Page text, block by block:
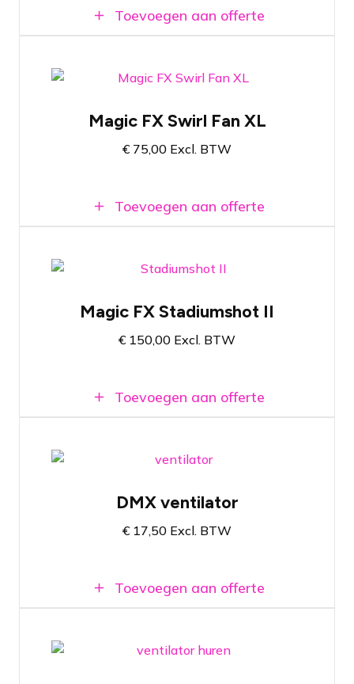
Toevoegen aan offerte
Geschikt voor maximaal 3 kilo confetti
Bereik van 5 meter
Magic FX Swirl Fan XL
€ 75,00 Excl. BTW
Toevoegen aan offerte
Schiet confetti tot wel 50 meter ver
Geschikt voor 2 kilo confetti
Magic FX Stadiumshot II
€ 150,00 Excl. BTW
Toevoegen aan offerte
750-2800 RPM
Verspreid rook van een rookmachine
DMX ventilator
€ 17,50 Excl. BTW
Toevoegen aan offerte